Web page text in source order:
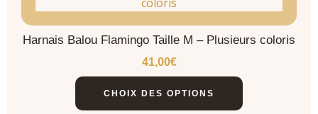
Harnais Balou Flamingo Taille M – Plusieurs coloris
41,00€
CHOIX DES OPTIONS